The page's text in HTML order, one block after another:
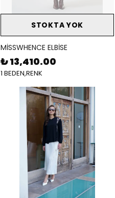
STOKTA YOK
MİSSWHENCE ELBİSE
₺ 13,410.00
1 BEDEN,RENK